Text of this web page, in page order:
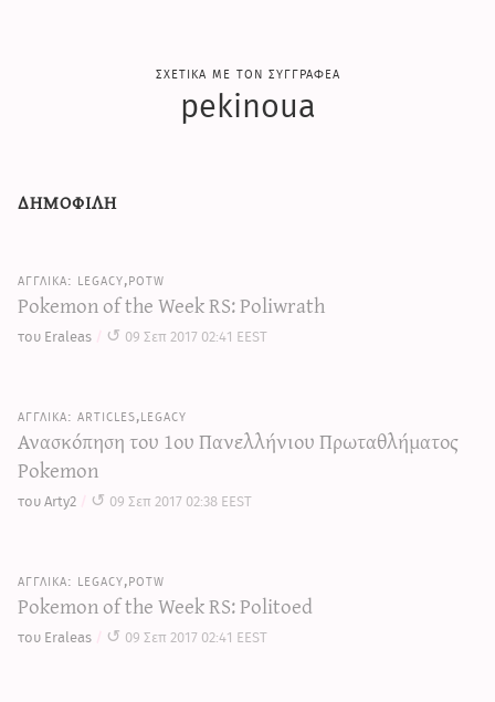
σχετικα με τον συγγραφεα
pekinoua
δημοφιλη
legacy,potw
Pokemon of the Week RS: Poliwrath
του Eraleas 09 Σεπ 2017 02:41 EEST
articles,legacy
Ανασκόπηση του 1ου Πανελλήνιου Πρωταθλήματος
Pokemon
του Arty2 09 Σεπ 2017 02:38 EEST
legacy,potw
Pokemon of the Week RS: Politoed
του Eraleas 09 Σεπ 2017 02:41 EEST